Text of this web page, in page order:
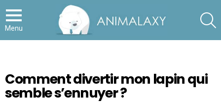
Menu
Comment divertir mon lapin qui
semble s’ennuyer ?